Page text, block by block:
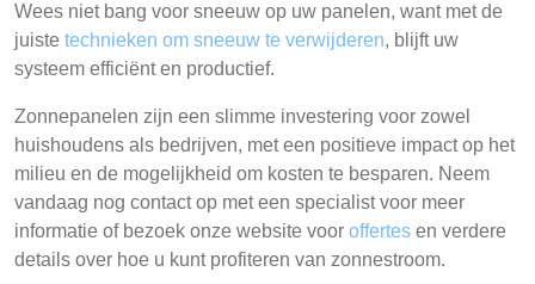
Wees niet bang voor sneeuw op uw panelen, want met de
juiste technieken om sneeuw te verwijderen, blijft uw
systeem efficiënt en productief.
Zonnepanelen zijn een slimme investering voor zowel
huishoudens als bedrijven, met een positieve impact op het
milieu en de mogelijkheid om kosten te besparen. Neem
vandaag nog contact op met een specialist voor meer
informatie of bezoek onze website voor offertes en verdere
details over hoe u kunt profiteren van zonnestroom.